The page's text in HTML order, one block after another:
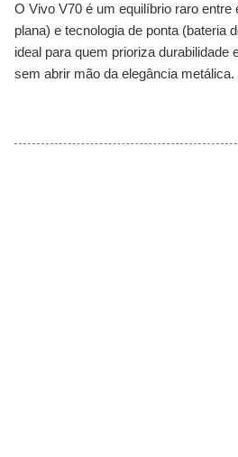
O Vivo V70 é um equilíbrio raro
plana) e tecnologia de ponta (bateria
ideal para quem prioriza durabilidade
sem abrir mão da elegância metálica.